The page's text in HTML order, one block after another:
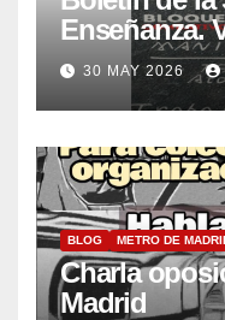
Enseñanza.
30 MAY 2026
BLOG METRO DE
Charla
Madrid